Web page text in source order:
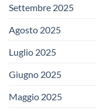
Settembre 2025
Agosto 2025
Luglio 2025
Giugno 2025
Maggio 2025